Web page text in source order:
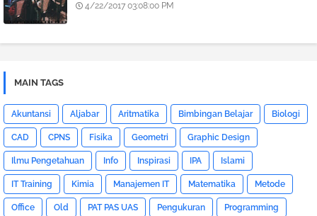
4/22/2017 03:08:00 PM
MAIN TAGS
Akuntansi Aljabar Aritmatika Bimbingan Belajar Biologi
CAD CPNS Fisika Geometri Graphic Design
Ilmu Pengetahuan Info Inspirasi IPA Islami
IT Training Kimia Manajemen IT Matematika Metode
Office Old PAT PAS UAS Pengukuran Programming